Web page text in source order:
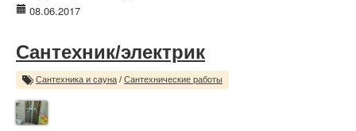
08.06.2017
Сантехник/электрик
Сантехника и сауна / Сантехнические работы